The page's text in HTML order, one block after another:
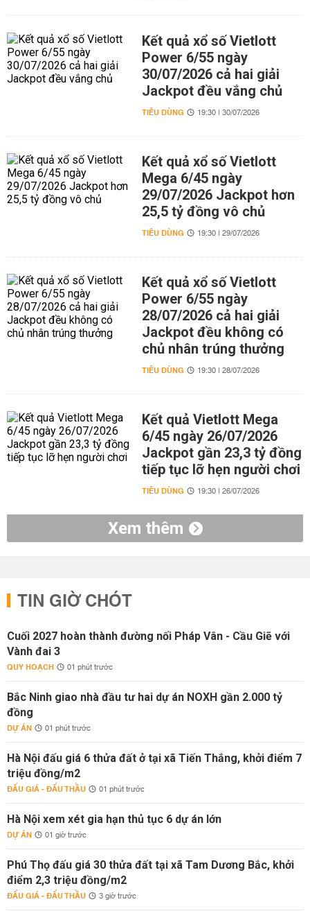
Kết quả xổ số Vietlott
Power 6/55 ngày
30/07/2026 cả hai giải
Jackpot đều vắng chủ
TIÊU DÙNG 19:30 | 30/07/2026
Kết quả xổ số Vietlott
Mega 6/45 ngày
29/07/2026 Jackpot hơn
25,5 tỷ đồng vô chủ
TIÊU DÙNG 19:30 | 29/07/2026
Kết quả xổ số Vietlott
Power 6/55 ngày
28/07/2026 cả hai giải
Jackpot đều không có
chủ nhân trúng thưởng
TIÊU DÙNG 19:30 | 28/07/2026
Kết quả Vietlott Mega
6/45 ngày 26/07/2026
Jackpot gần 23,3 tỷ đồng
tiếp tục lỡ hẹn người chơi
TIÊU DÙNG 19:30 | 26/07/2026
Xem thêm
TIN GIỜ CHÓT
Cuối 2027 hoàn thành đường nối Pháp Vân - Cầu Giẽ với
Vành đai 3
QUY HOẠCH 01 phút trước
Bắc Ninh giao nhà đầu tư hai dự án NOXH gần 2.000 tỷ
đồng
DỰ ÁN 01 phút trước
Hà Nội đấu giá 6 thửa đất ở tại xã Tiến Thắng, khởi điểm 7
triệu đồng/m2
ĐẤU GIÁ - ĐẤU THẦU 01 phút trước
Hà Nội xem xét gia hạn thủ tục 6 dự án lớn
DỰ ÁN 01 giờ trước
Phú Thọ đấu giá 30 thửa đất tại xã Tam Dương Bắc, khởi
điểm 2,3 triệu đồng/m2
ĐẤU GIÁ - ĐẤU THẦU 3 giờ trước